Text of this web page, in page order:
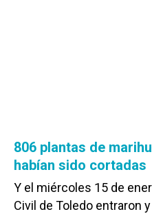
806 plantas de
habían sido cortadas
Y el miércoles 15 de
Civil de Toledo entraron